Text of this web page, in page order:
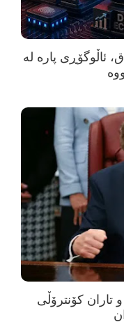
ئاڵوگۆڕی پارە لە
تاران کۆنترۆڵی